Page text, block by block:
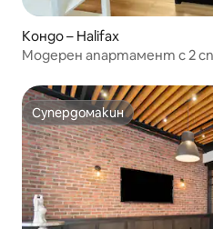
Кондо – Halifax
Модерен апартамент с 2
Супердомакин
Супердомакин